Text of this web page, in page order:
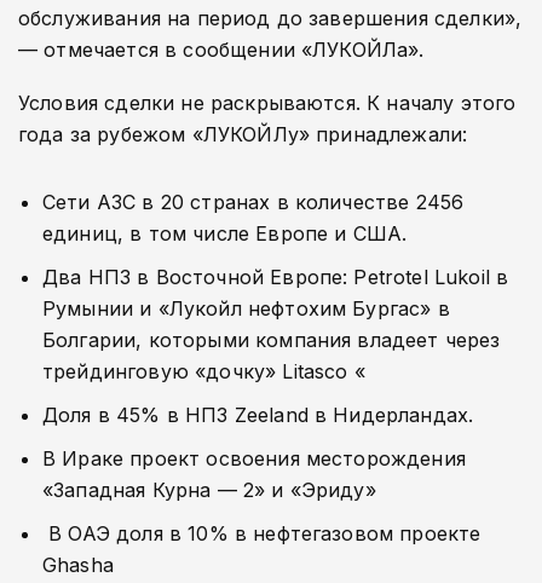
обслуживания на период до завершения сделки»,
— отмечается в сообщении «ЛУКОЙЛа».
Условия сделки не раскрываются. К началу этого
года за рубежом «ЛУКОЙЛу» принадлежали:
Сети АЗС в 20 странах в количестве 2456
единиц, в том числе Европе и США.
Два НПЗ в Восточной Европе: Petrotel Lukoil в
Румынии и «Лукойл нефтохим Бургас» в
Болгарии, которыми компания владеет через
трейдинговую «дочку» Litasco «
Доля в 45% в НПЗ Zeeland в Нидерландах.
В Ираке проект освоения месторождения
«Западная Курна — 2» и «Эриду»
В ОАЭ доля в 10% в нефтегазовом проекте
Ghasha